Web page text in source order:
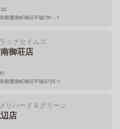
郡愛南町御荘平城791－1
ッグセイムス
御荘店
郡愛南町御荘平城3725-1
リハード＆グリーン
店